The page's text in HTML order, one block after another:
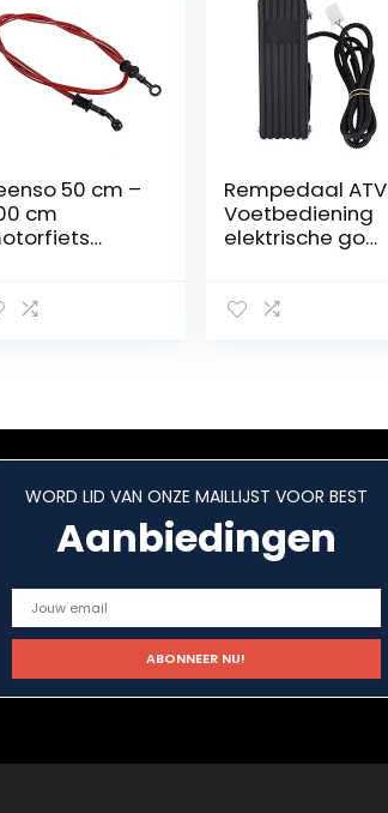
50 cm –
cm
olie
cross
fietsen
Rempedaal ATV
Voetbediening
elektrische go
Gaspedaal
WORD LID VAN ONZE MAILLIJST VOOR BEST
Aanbiedingen